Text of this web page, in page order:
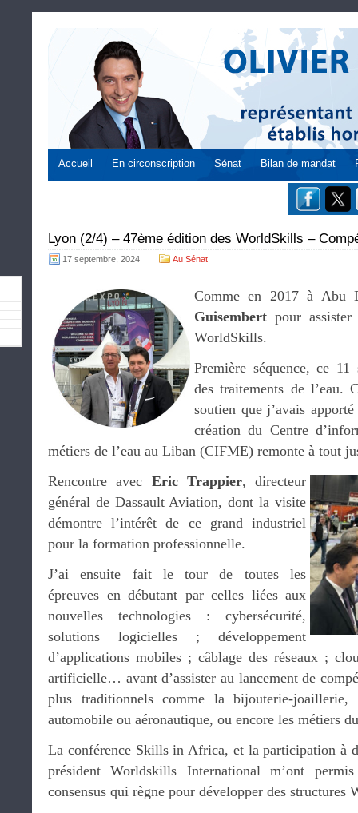
Accueil En circonscription Sénat Bilan de mandat
Lyon (2/4) – 47ème édition des WorldSkills –
17 septembre, 2024 Au Sénat
Comme en 2017 à Abu
Guisembert pour
WorldSkills.
Première séquence, ce
des traitements de l’eau.
soutien que j’avais
création du Centre
métiers de l’eau au Liban (CIFME) remonte à tout
Rencontre avec Eric Trappier, directeur
général de Dassault Aviation, dont la visite
démontre l’intérêt de ce grand industriel
pour la formation professionnelle.
J’ai ensuite fait le tour de toutes les
épreuves en débutant par celles liées aux
nouvelles technologies : cybersécurité,
solutions logicielles ; développement
d’applications mobiles ; câblage des réseaux ;
artificielle… avant d’assister au lancement de
plus traditionnels comme la bijouterie-
automobile ou aéronautique, ou encore les métiers
La conférence Skills in Africa, et la participation à
président Worldskills International m’ont
consensus qui règne pour développer des